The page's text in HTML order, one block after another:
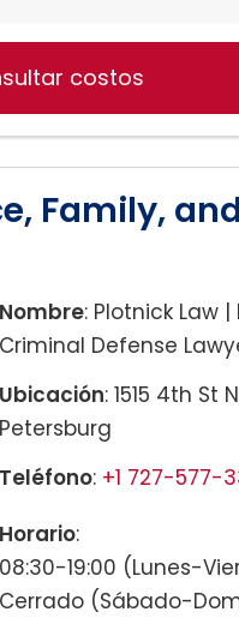
Hijos
costos
Family,
Nombre: Plotnick Law
Criminal Defense
Ubicación: 1515 4th St
Petersburg
Teléfono: +1 727-577-
Horario:
08:30-19:00 (Lunes-
Cerrado (Sábado-